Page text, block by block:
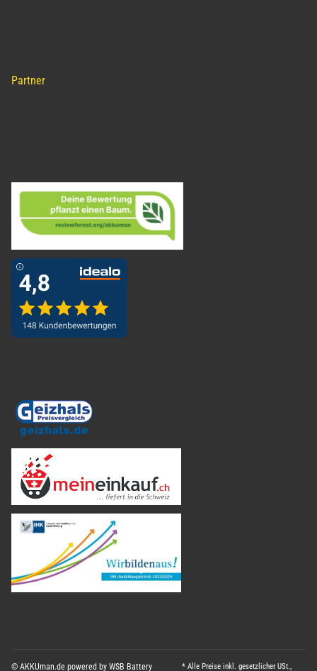
Partner
© AKKUman.de powered by WSB Battery * Alle Preise inkl. gesetzlicher USt.,